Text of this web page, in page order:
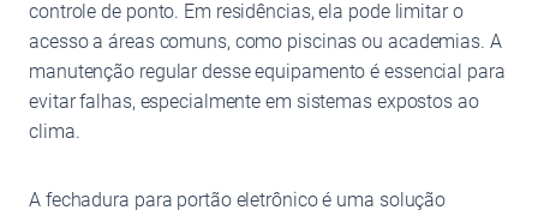
controle de ponto. Em residências, ela pode limitar o
acesso a áreas comuns, como piscinas ou academias. A
manutenção regular desse equipamento é essencial para
evitar falhas, especialmente em sistemas expostos ao
clima.
A fechadura para portão eletrônico é uma solução